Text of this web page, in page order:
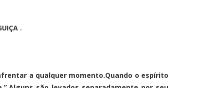
.
a qualquer momento.Quando o espírito